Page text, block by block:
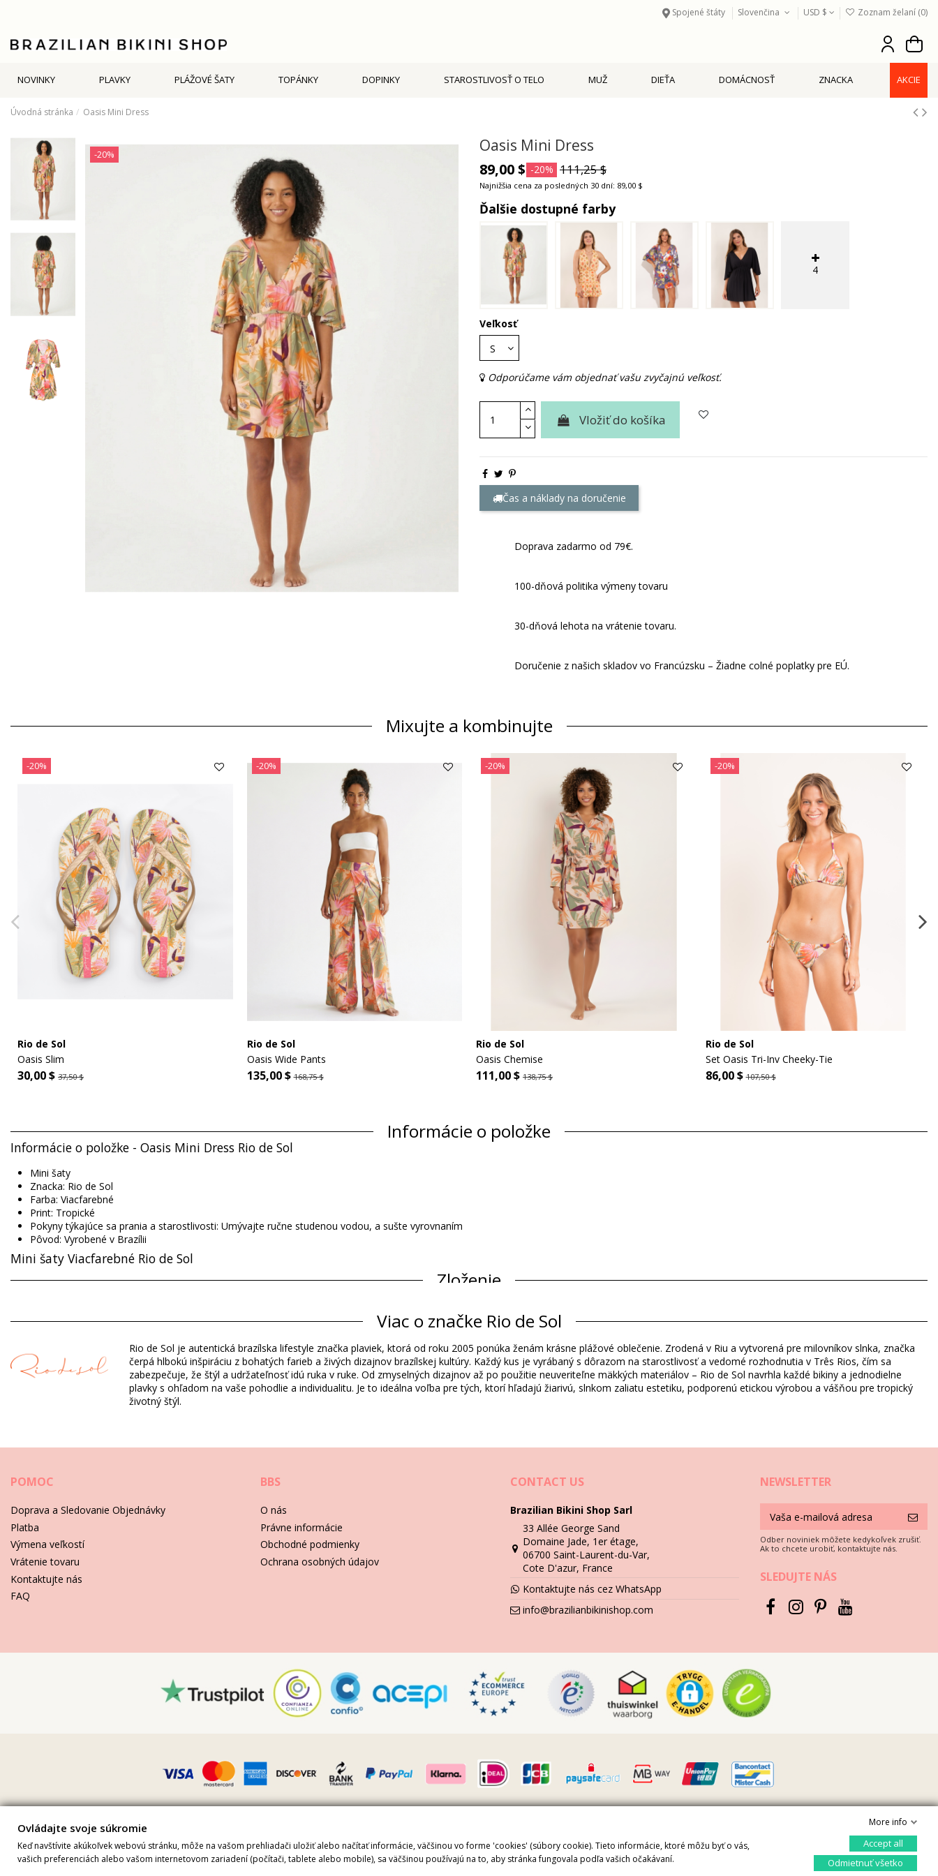
Spojené štáty Slovenčina USD $ Zoznam želaní (0)
NOVINKY PLAVKY PLÁŽOVÉ ŠATY TOPÁNKY DOPINKY STAROSTLIVOSŤ O TELO MUŽ DIEŤA DOMÁCNOSŤ ZNACKA AKCIE
Úvodná stránka Oasis Mini Dress
-20% Oasis Mini Dress
89,00 $ -20% 111,25 $
Najnižšia cena za posledných 30 dní: 89,00 $
Ďalšie dostupné farby
4
Veľkosť
Odporúčame vám objednať vašu zvyčajnú veľkosť.
Vložiť do košíka
Čas a náklady na doručenie
Doprava zadarmo od 79€.
100-dňová politika výmeny tovaru
30-dňová lehota na vrátenie tovaru.
Doručenie z našich skladov vo Francúzsku – Žiadne colné poplatky pre EÚ.
Mixujte a kombinujte
-20%
Rio de Sol
Oasis Slim
30,00 $ 37,50 $
-20%
Rio de Sol
Oasis Wide Pants
135,00 $168,75 $
-20%
Rio de Sol
Oasis Chemise
111,00 $ 138,75 $
-20%
Rio de Sol
Set Oasis Tri-Inv Cheeky-Tie
86,00 $107,50 $
Informácie o položke
Informácie o položke - Oasis Mini Dress Rio de Sol
Mini šaty
Znacka: Rio de Sol
Farba: Viacfarebné
Print: Tropické
Pokyny týkajúce sa prania a starostlivosti: Umývajte ručne studenou vodou, a sušte vyrovnaním
Pôvod: Vyrobené v Brazílii
Mini šaty Viacfarebné Rio de Sol
Zloženie
Informácie o produkte
Oddelenie: Žena, Mini šaty
Balík obsahuje: 1 x Mini šaty (Neobsahuje ďalšie doplnky)
HS CODE: 611430
EAN: S (7899810298348), M (7899810298355), L (7899810298362)
Váha: 600g / 1.32lb / 21.16oz
Pokyny týkajúce sa starostlivosti: Rio de Sol Oasis Mini Dress
Viac o značke Rio de Sol
Rio de Sol je autentická brazílska lifestyle značka plaviek, ktorá od roku 2005 ponúka ženám krásne plážové oblečenie. Zrodená v Riu a vytvorená pre milovníkov slnka, značka
čerpá hlbokú inšpiráciu z bohatých farieb a živých dizajnov brazílskej kultúry. Každý kus je vyrábaný s dôrazom na starostlivosť a vedomé rozhodnutia v Três Rios, čím sa
zabezpečuje, že štýl a udržateľnosť idú ruka v ruke. Od zmyselných dizajnov až po použitie neuveriteľne mäkkých materiálov – Rio de Sol navrhla každé bikiny a jednodielne
plavky s ohľadom na vaše pohodlie a individualitu. Je to ideálna voľba pre tých, ktorí hľadajú žiarivú, slnkom zaliatu estetiku, podporenú etickou výrobou a vášňou pre tropický
životný štýl.
POMOC
Doprava a Sledovanie Objednávky
Platba
Výmena veľkostí
Vrátenie tovaru
Kontaktujte nás
FAQ
BBS
O nás
Právne informácie
Obchodné podmienky
Ochrana osobných údajov
CONTACT US
Brazilian Bikini Shop Sarl
33 Allée George Sand
Domaine Jade, 1er étage,
06700 Saint-Laurent-du-Var,
Cote D'azur, France
Kontaktujte nás cez WhatsApp
info@brazilianbikinishop.com
NEWSLETTER
Odber noviniek môžete kedykoľvek zrušiť.
Ak to chcete urobiť, kontaktujte nás.
SLEDUJTE NÁS
Všetky ceny sú vrátane DPH · IČ DPH FR36509778270 · Všetky práva vyhradené ©2023 Brazilian Bikini Shop
Site protected by reCAPTCHA. - Terms Ovládajte svoje súkromie
Ovládajte svoje súkromie
Keď navštívite akúkoľvek webovú stránku, môže na vašom prehliadači uložiť alebo načítať informácie, väčšinou vo forme 'cookies' (súbory cookie). Tieto informácie, ktoré môžu byť o vás,
vašich preferenciách alebo vašom internetovom zariadení (počítači, tablete alebo mobile), sa väčšinou používajú na to, aby stránka fungovala podľa vašich očakávaní.
More info
Accept all
Odmietnuť všetko